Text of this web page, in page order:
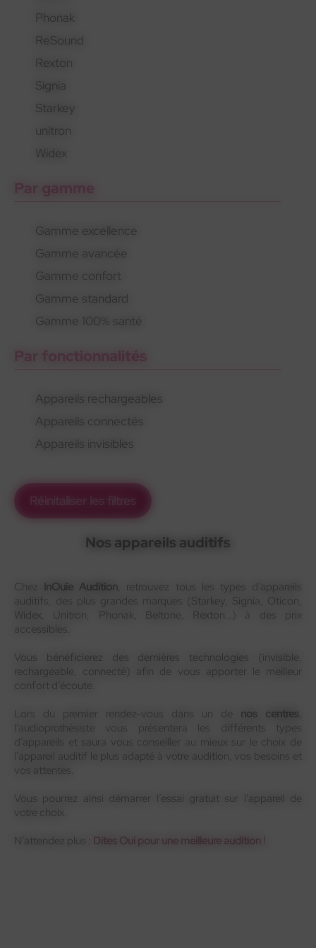
Phonak
ReSound
Rexton
Signia
Starkey
unitron
Widex
Par gamme
Gamme excellence
Gamme avancée
Gamme confort
Gamme standard
Gamme 100% santé
Par fonctionnalités
Appareils rechargeables
Appareils connectés
Appareils invisibles
Réinitaliser les filtres
Nos appareils auditifs
Chez InOuïe Audition, retrouvez tous les types d’appareils
auditifs, des plus grandes marques (Starkey, Signia, Oticon,
Widex, Unitron, Phonak, Beltone, Rexton…) à des prix
accessibles.
Vous bénéficierez des dernières technologies (invisible,
rechargeable, connecté) afin de vous apporter le meilleur
confort d’écoute.
Lors du premier rendez-vous dans un de nos centres,
l’audioprothésiste vous présentera les différents types
d’appareils et saura vous conseiller au mieux sur le choix de
l’appareil auditif le plus adapté à votre audition, vos besoins et
vos attentes.
Vous pourrez ainsi démarrer l’essai gratuit sur l’appareil de
votre choix.
N’attendez plus :
Dites Oui pour une meilleure audition !